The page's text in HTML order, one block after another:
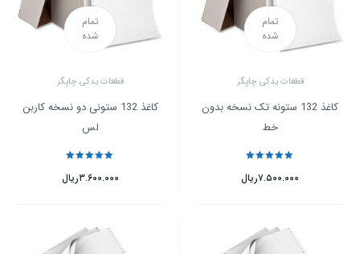
تمام
شده
قطعات یدکی چاپگر
کاغذ 132 ستونه تک نسخه بدون
خط
ریال۷.۵۰۰.۰۰۰
تمام
شده
قطعات یدکی چاپگر
کاغذ 132 ستونی دو نسخه کاربن
لس
ریال۳.۶۰۰.۰۰۰